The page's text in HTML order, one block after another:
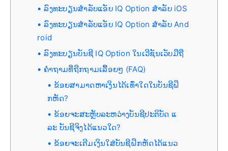
ລົງທະບຽນສຳລັບແອັບ IQ Option ສຳລັບ iOS
ລົງທະບຽນສຳລັບແອັບ IQ Option ສຳລັບ And
roid
ລົງທະບຽນບັນຊີ IQ Option ໃນເວີຊັນເວັບມືຖື
ຄຳຖາມທີ່ຖືກຖາມເລື້ອຍໆ (FAQ)
ຂ້ອຍສາມາດຫາເງິນໄດ້ເທົ່າໃດໃນບັນຊີຝຶ
ກຫັດ?
ຂ້ອຍຈະສະຫຼັບລະຫວ່າງບັນຊີປະຕິບັດ ແ
ລະ ບັນຊີຈິງໄດ້ແນວໃດ?
ຂ້ອຍຈະເຕີມເງິນໃສ່ບັນຊີຝຶກຫັດໄດ້ແນວ